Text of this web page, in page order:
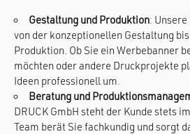
Gestaltung und Produktion:
von der konzeptionellen Gestaltung
Produktion. Ob Sie ein Werbebanner
möchten oder andere Druckprojekte
Ideen professionell um.
Beratung und
DRUCK GmbH steht der Kunde stets
Team berät Sie fachkundig und sorgt